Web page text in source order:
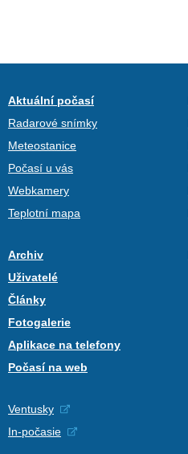
Aktuální počasí
Radarové snímky
Meteostanice
Počasí u vás
Webkamery
Teplotní mapa
Archiv
Uživatelé
Články
Fotogalerie
Aplikace na telefony
Počasí na web
Ventusky
In-počasie